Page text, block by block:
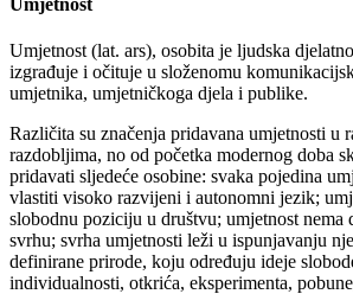
Umjetnost
Umjetnost (lat. ars), osobita je ljudska
izgrađuje i očituje u složenomu
umjetnika, umjetničkoga djela i publike.
Različita su značenja pridavana umjetnosti u
razdobljima, no od početka modernog doba
pridavati sljedeće osobine: svaka pojedina
vlastiti visoko razvijeni i autonomni jezik;
slobodnu poziciju u društvu; umjetnost nema
svrhu; svrha umjetnosti leži u ispunjavanju
definirane prirode, koju određuju ideje
individualnosti, otkrića, eksperimenta,